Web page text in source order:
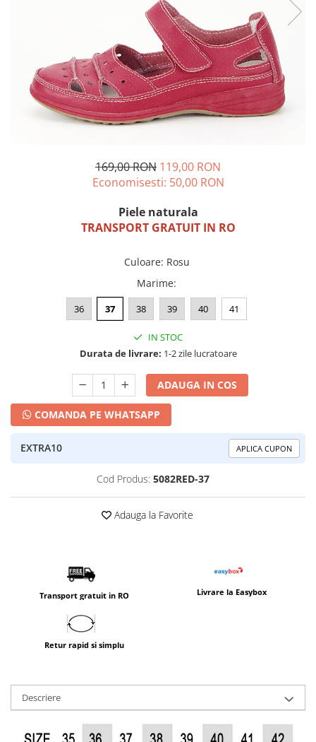
Incaltamine primavara-vara piele
Blugi si pantaloni
Fuste
Pulovere si cardigane
169,00 RON 119,00 RON
Economisesti: 50,00 RON
Piele naturala
TRANSPORT GRATUIT IN RO
Culoare: Rosu
Marime:
36 37 38 39 40 41
IN STOC
Durata de livrare: 1-2 zile lucratoare
ADAUGA IN COS
COMANDA PE WHATSAPP
EXTRA10 APLICA CUPON
Cod Produs: 5082RED-37
Adauga la Favorite
Transport gratuit in RO Livrare la Easybox
Retur rapid si simplu
Descriere